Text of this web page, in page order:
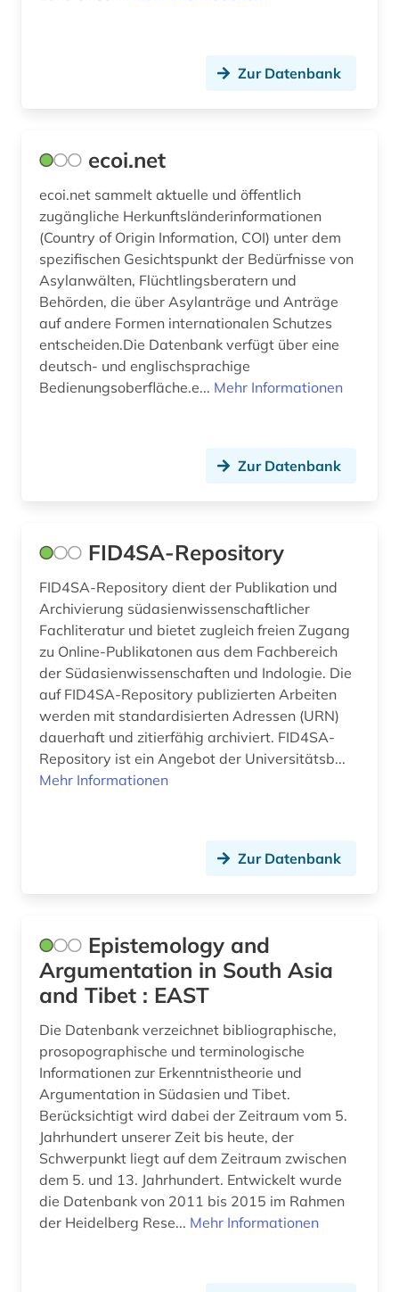
Zur Datenbank
ecoi.net
ecoi.net sammelt aktuelle und öffentlich
zugängliche Herkunftsländerinformationen
(Country of Origin Information, COI) unter dem
spezifischen Gesichtspunkt der Bedürfnisse von
Asylanwälten, Flüchtlingsberatern und
Behörden, die über Asylanträge und Anträge
auf andere Formen internationalen Schutzes
entscheiden.Die Datenbank verfügt über eine
deutsch- und englischsprachige
Bedienungsoberfläche.e... Mehr Informationen
Zur Datenbank
FID4SA-Repository
FID4SA-Repository dient der Publikation und
Archivierung südasienwissenschaftlicher
Fachliteratur und bietet zugleich freien Zugang
zu Online-Publikatonen aus dem Fachbereich
der Südasienwissenschaften und Indologie. Die
auf FID4SA-Repository publizierten Arbeiten
werden mit standardisierten Adressen (URN)
dauerhaft und zitierfähig archiviert. FID4SA-
Repository ist ein Angebot der Universitätsb...
Mehr Informationen
Zur Datenbank
Epistemology and
Argumentation in South Asia
and Tibet : EAST
Die Datenbank verzeichnet bibliographische,
prosopographische und terminologische
Informationen zur Erkenntnistheorie und
Argumentation in Südasien und Tibet.
Berücksichtigt wird dabei der Zeitraum vom 5.
Jahrhundert unserer Zeit bis heute, der
Schwerpunkt liegt auf dem Zeitraum zwischen
dem 5. und 13. Jahrhundert. Entwickelt wurde
die Datenbank von 2011 bis 2015 im Rahmen
der Heidelberg Rese... Mehr Informationen